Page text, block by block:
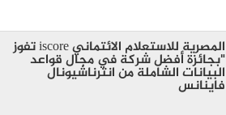
المصرية للاستعلام الائتماني iscore تفوز
"بجائزة أفضل شركة في مجال قواعد
البيانات الشاملة من انترناشيونال
فاينانس